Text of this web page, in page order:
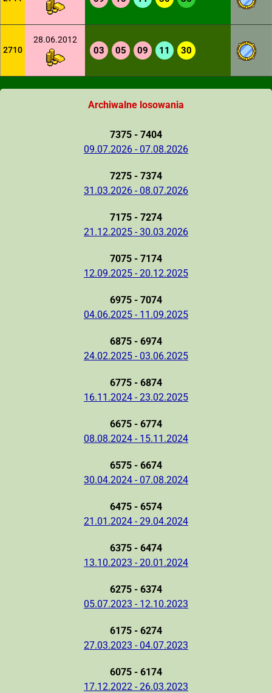
2710
28.06.2012
03 05 09 11 30
Archiwalne losowania
7375 - 7404
09.07.2026 - 07.08.2026
7275 - 7374
31.03.2026 - 08.07.2026
7175 - 7274
21.12.2025 - 30.03.2026
7075 - 7174
12.09.2025 - 20.12.2025
6975 - 7074
04.06.2025 - 11.09.2025
6875 - 6974
24.02.2025 - 03.06.2025
6775 - 6874
16.11.2024 - 23.02.2025
6675 - 6774
08.08.2024 - 15.11.2024
6575 - 6674
30.04.2024 - 07.08.2024
6475 - 6574
21.01.2024 - 29.04.2024
6375 - 6474
13.10.2023 - 20.01.2024
6275 - 6374
05.07.2023 - 12.10.2023
6175 - 6274
27.03.2023 - 04.07.2023
6075 - 6174
17.12.2022 - 26.03.2023